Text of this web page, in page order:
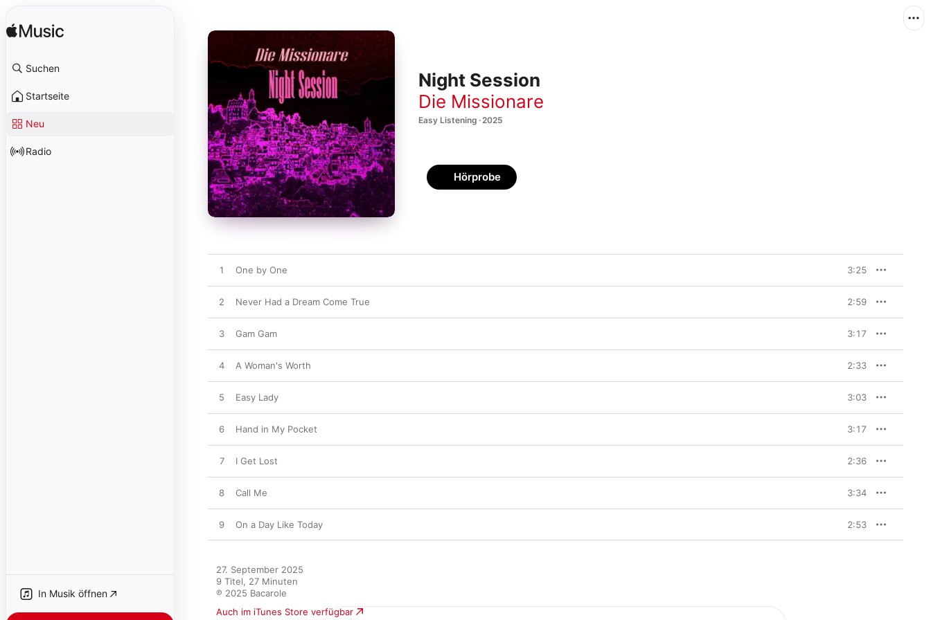
Suchen
Startseite
Neu
Radio
In Musik öffnen
Night Session
Die Missionare
Easy Listening · 2025
Hörprobe
1 One by One 3:25
2 Never Had a Dream Come True 2:59
3 Gam Gam 3:17
4 A Woman's Worth 2:33
5 Easy Lady 3:03
6 Hand in My Pocket 3:17
7 I Get Lost 2:36
8 Call Me 3:34
9 On a Day Like Today 2:53
27. September 2025
9 Titel, 27 Minuten
℗ 2025 Bacarole
Auch im iTunes Store verfügbar